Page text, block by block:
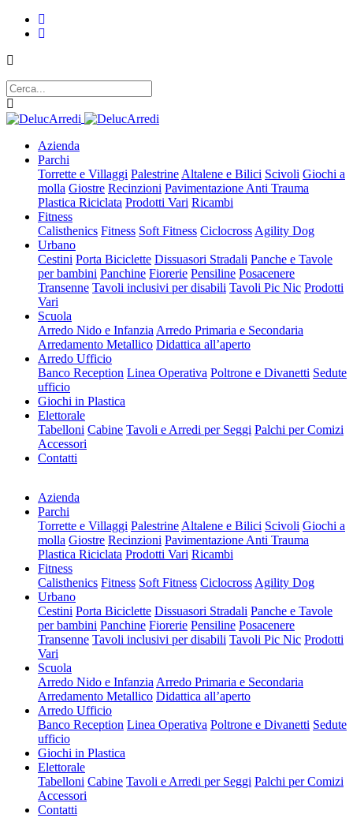
Azienda
Parchi
Torrette e Villaggi Palestrine Altalene e Bilici Scivoli Giochi a
molla Giostre Recinzioni Pavimentazione Anti Trauma
Plastica Riciclata Prodotti Vari Ricambi
Fitness
Calisthenics Fitness Soft Fitness Ciclocross Agility Dog
Urbano
Cestini Porta Biciclette Dissuasori Stradali Panche e Tavole
per bambini Panchine Fiorerie Pensiline Posacenere
Transenne Tavoli inclusivi per disabili Tavoli Pic Nic Prodotti
Vari
Scuola
Arredo Nido e Infanzia Arredo Primaria e Secondaria
Arredamento Metallico Didattica all’aperto
Arredo Ufficio
Banco Reception Linea Operativa Poltrone e Divanetti Sedute
ufficio
Giochi in Plastica
Elettorale
Tabelloni Cabine Tavoli e Arredi per Seggi Palchi per Comizi
Accessori
Contatti
Azienda
Parchi
Torrette e Villaggi Palestrine Altalene e Bilici Scivoli Giochi a
molla Giostre Recinzioni Pavimentazione Anti Trauma
Plastica Riciclata Prodotti Vari Ricambi
Fitness
Calisthenics Fitness Soft Fitness Ciclocross Agility Dog
Urbano
Cestini Porta Biciclette Dissuasori Stradali Panche e Tavole
per bambini Panchine Fiorerie Pensiline Posacenere
Transenne Tavoli inclusivi per disabili Tavoli Pic Nic Prodotti
Vari
Scuola
Arredo Nido e Infanzia Arredo Primaria e Secondaria
Arredamento Metallico Didattica all’aperto
Arredo Ufficio
Banco Reception Linea Operativa Poltrone e Divanetti Sedute
ufficio
Giochi in Plastica
Elettorale
Tabelloni Cabine Tavoli e Arredi per Seggi Palchi per Comizi
Accessori
Contatti